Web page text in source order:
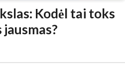
Kodėl tai toks
jausmas?